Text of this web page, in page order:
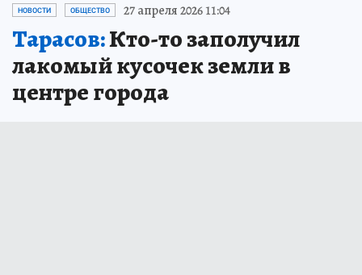
НОВОСТИ ОБЩЕСТВО 27 апреля 2026 11:04
Тарасов:Кто-то заполучил
лакомый кусочек земли в
центре города